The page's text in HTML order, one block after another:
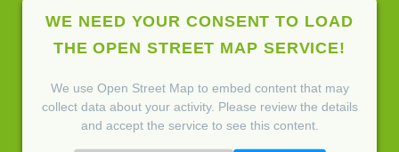
WE NEED YOUR CONSENT TO LOAD
THE OPEN STREET MAP SERVICE!
We use Open Street Map to embed content that may
collect data about your activity. Please review the details
and accept the service to see this content.